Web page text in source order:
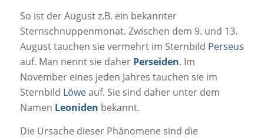
So ist der August z.B. ein bekannter
Sternschnuppenmonat. Zwischen dem 9. und 13.
August tauchen sie vermehrt im Sternbild Perseus
auf. Man nennt sie daher Perseiden. Im
November eines jeden Jahres tauchen sie im
Sternbild Löweauf. Sie sind daher unter dem
Namen Leoniden bekannt.
Die Ursache dieser Phänomene sind die